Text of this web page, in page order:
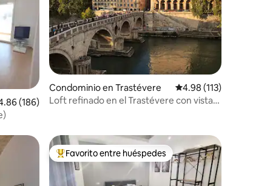
promedio: 4.86 de 5; 186 evaluaciones
(186)
Condominio en Trastévere Calificación promedio:
4.98 (113)
Loft refinado en el Trastévere con vistas
De los mejores en Favorito entre huéspedes
Favorito entre huéspedes